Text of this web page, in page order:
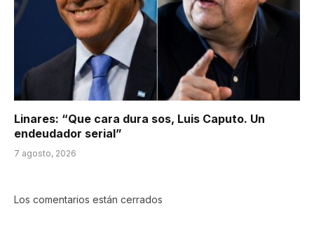
Linares: “Que cara dura sos, Luis Caputo. Un
endeudador serial”
7 agosto, 2026
Los comentarios están cerrados